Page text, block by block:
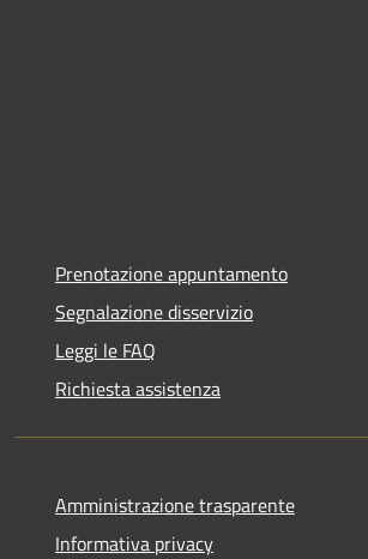
Prenotazione appuntamento
Segnalazione disservizio
Leggi le FAQ
Richiesta assistenza
Amministrazione trasparente
Informativa privacy